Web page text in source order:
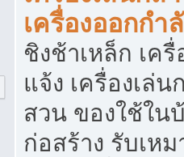
เครื่องออกกำ
ชิงช้าเหล็ก เค
แจ้ง เครื่องเล่น
สวน ของใช้ใน
ก่อสร้าง รับเห